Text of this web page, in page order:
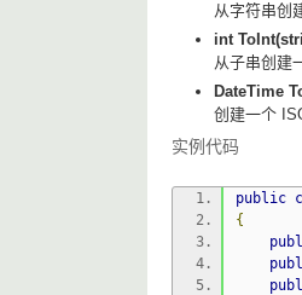
fastCSV .
new
'|',
list
c.
c
c
});
从字符串创
int
从子串创建
DateTime
创建一个
实例代码
public
{